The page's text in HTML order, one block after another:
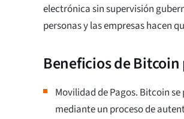
electrónica sin supervisión
personas y las empresas hacen
Beneficios de
Movilidad de Pagos. Bitcoin
mediante un proceso de